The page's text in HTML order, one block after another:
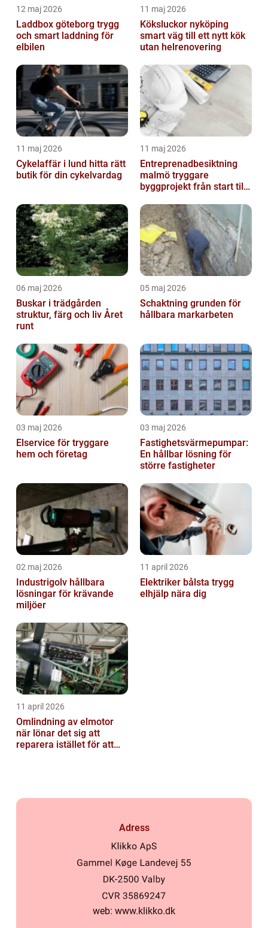
12 maj 2026
Laddbox göteborg trygg
och smart laddning för
elbilen
11 maj 2026
Köksluckor nyköping
smart väg till ett nytt kök
utan helrenovering
11 maj 2026
Cykelaffär i lund hitta rätt
butik för din cykelvardag
11 maj 2026
Entreprenadbesiktning
malmö tryggare
byggprojekt från start till
06 maj 2026
Buskar i trädgården
struktur, färg och liv Året
runt
05 maj 2026
Schaktning grunden för
hållbara markarbeten
03 maj 2026
Elservice för tryggare
hem och företag
03 maj 2026
Fastighetsvärmepumpar:
En hållbar lösning för
större fastigheter
02 maj 2026
Industrigolv hållbara
lösningar för krävande
miljöer
11 april 2026
Elektriker bålsta trygg
elhjälp nära dig
11 april 2026
Omlindning av elmotor
när lönar det sig att
reparera istället för att
Adress
web: www.klikko.dk